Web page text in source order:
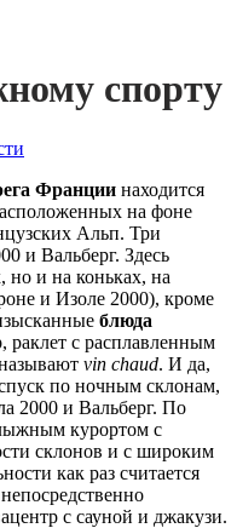
спорту
Франции находится
на фоне
Альп. Три
и Вальберг. Здесь
но и на коньках, на
и Изоле 2000), кроме
блюда
раклет с расплавленным
vin chaud. И да,
по ночным склонам,
2000 и Вальберг. По
курортом с
склонов и с широким
как раз считается
с сауной и джакузи.